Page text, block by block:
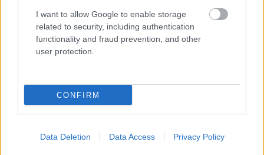
I want to allow Google to enable storage
related to security, including authentication
functionality and fraud prevention, and other
user protection.
CONFIRM
Data Deletion Data Access Privacy Policy
Feliratkozom a hírlevélre és elfogadom az
adatvédelmi
szabályzatot!
LEGNÉZETTEBB
A hőségben is védik a növényzetet